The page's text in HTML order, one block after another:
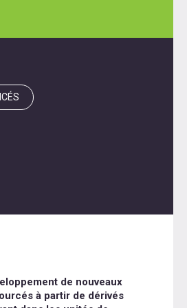
de nouveaux
à partir de dérivés